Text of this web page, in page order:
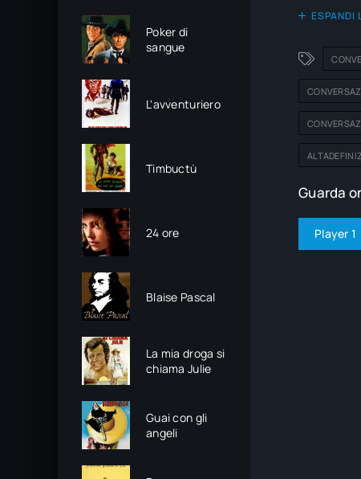
Poker di
sangue
L'avventuriero
Timbuctù
24 ore
Blaise Pascal
La mia droga si
chiama Julie
Guai con gli
angeli
ESPANDI
Guarda
Player 1